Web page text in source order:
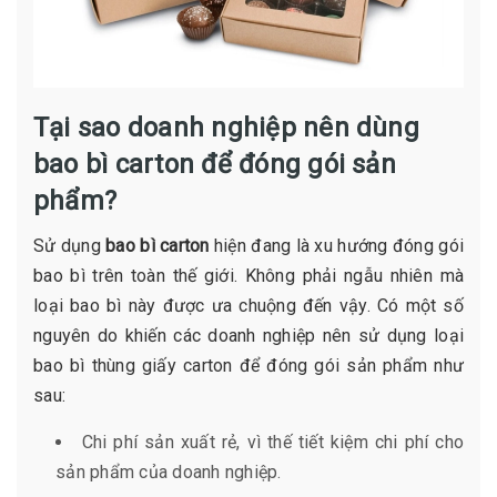
Tại sao doanh nghiệp nên dùng
bao bì carton để đóng gói sản
phẩm?
Sử dụngbao bì carton hiện đang là xu hướng đóng gói
bao bì trên toàn thế giới. Không phải ngẫu nhiên mà
loại bao bì này được ưa chuộng đến vậy. Có một số
nguyên do khiến các doanh nghiệp nên sử dụng loại
bao bì thùng giấy carton để đóng gói sản phẩm như
sau:
Chi phí sản xuất rẻ, vì thế tiết kiệm chi phí cho
sản phẩm của doanh nghiệp.